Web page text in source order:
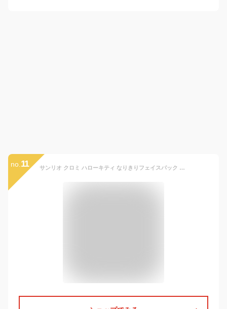
no. 11 サンリオ クロミ ハローキティ なりきりフェイスパック フェイスマスク フェイスシート シートマスク 美容マスク 美容シート 保湿 フェイスケア ケアマスク